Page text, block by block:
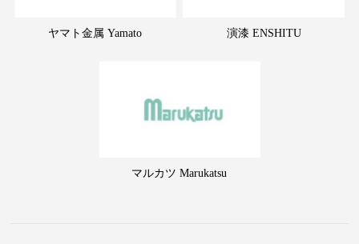
ヤマト金属 Yamato 演漆 ENSHITU
マルカツ Marukatsu